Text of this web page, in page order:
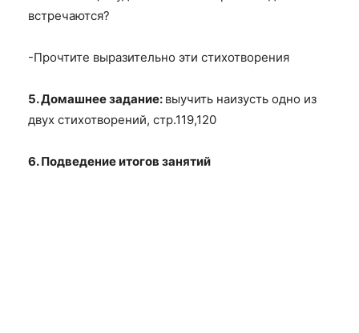
встречаются?
-Прочтите выразительно эти стихотворения
5. Домашнее задание: выучить наизусть одно из
двух стихотворений, стр.119,120
6. Подведение итогов занятий